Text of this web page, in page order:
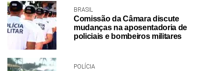
BRASIL
Comissão da Câmara discute
mudanças na aposentadoria de
policiais e bombeiros militares
POLÍCIA